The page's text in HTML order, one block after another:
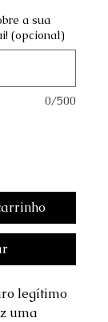
a sua
(opcional)
0/500
legítimo
uma